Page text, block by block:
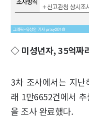
◇ 미성년자, 35억짜
3차 조사에서는 지
래 1만6652건에서
을 조사 완료했다.